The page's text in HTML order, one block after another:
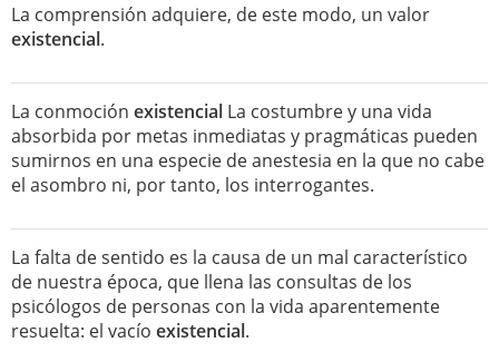
La comprensión adquiere, de este modo, un valor
existencial.
La conmoción existencial La costumbre y una vida
absorbida por metas inmediatas y pragmáticas pueden
sumirnos en una especie de anestesia en la que no cabe
el asombro ni, por tanto, los interrogantes.
La falta de sentido es la causa de un mal característico
de nuestra época, que llena las consultas de los
psicólogos de personas con la vida aparentemente
resuelta: el vacío existencial.